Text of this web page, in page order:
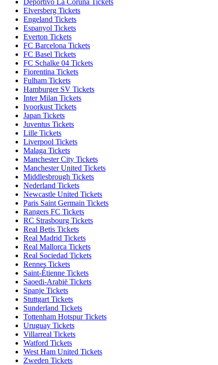
Elversberg Tickets
Engeland Tickets
Espanyol Tickets
Everton Tickets
FC Barcelona Tickets
FC Basel Tickets
FC Schalke 04 Tickets
Fiorentina Tickets
Fulham Tickets
Hamburger SV Tickets
Inter Milan Tickets
Ivoorkust Tickets
Japan Tickets
Juventus Tickets
Lille Tickets
Liverpool Tickets
Malaga Tickets
Manchester City Tickets
Manchester United Tickets
Middlesbrough Tickets
Nederland Tickets
Newcastle United Tickets
Paris Saint Germain Tickets
Rangers FC Tickets
RC Strasbourg Tickets
Real Betis Tickets
Real Madrid Tickets
Real Mallorca Tickets
Real Sociedad Tickets
Rennes Tickets
Saint-Étienne Tickets
Saoedi-Arabië Tickets
Spanje Tickets
Stuttgart Tickets
Sunderland Tickets
Tottenham Hotspur Tickets
Uruguay Tickets
Villarreal Tickets
Watford Tickets
West Ham United Tickets
Zweden Tickets